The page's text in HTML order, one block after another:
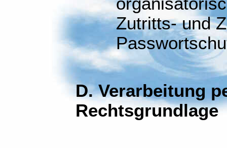
Zutritts- und
D. Verarbeitung
Rechtsgrundlage